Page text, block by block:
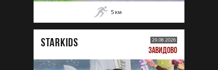
5 км
STARKIDS 29.08.2026
ЗАВИДОВО